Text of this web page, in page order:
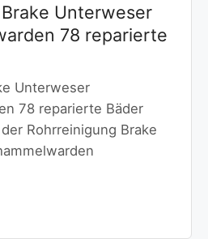
Unterweser
78 reparierte
Unterweser
78 reparierte Bäder
Rohrreinigung Brake